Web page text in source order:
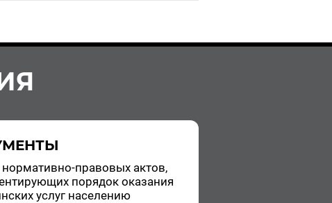
пра­во­вых актов,
по­ря­док ока­за­ния
услуг на­се­ле­нию